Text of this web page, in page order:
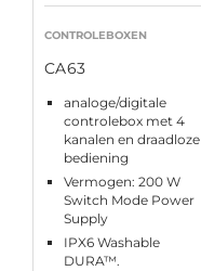
CONTROLEBOXEN
CA63
analoge/digitale
controlebox met 4
kanalen en draadloze
bediening
Vermogen: 200 W
Switch Mode Power
Supply
IPX6 Washable
DURA™.